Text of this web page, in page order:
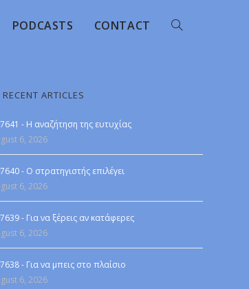
PODCASTS CONTACT
RECENT ARTICLES
- Η αναζήτηση της ευτυχίας
6, 2026
- Ο στρατηγιστής επιλέγει
6, 2026
- Για να ξέρεις αν κατάφερες
6, 2026
- Για να μπεις στο πλαίσιο
6, 2026